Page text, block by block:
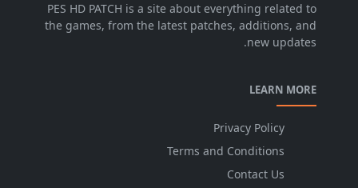
PES HD PATCH is a site about everything related to
the games, from the latest patches, additions, and
new updates.
LEARN MORE
Privacy Policy
Terms and Conditions
Contact Us